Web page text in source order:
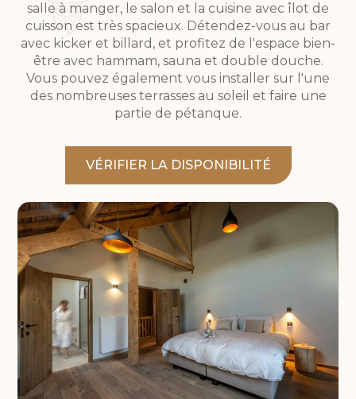
salle à manger, le salon et la cuisine avec îlot de
cuisson est très spacieux. Détendez-vous au bar
avec kicker et billard, et profitez de l'espace bien-
être avec hammam, sauna et double douche.
Vous pouvez également vous installer sur l'une
des nombreuses terrasses au soleil et faire une
partie de pétanque.
VÉRIFIER LA DISPONIBILITÉ